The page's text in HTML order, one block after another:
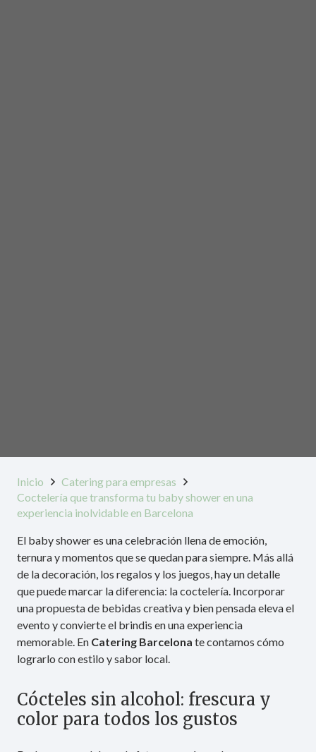
Inicio
Catering para empresas
Coctelería que transforma tu baby shower en una
experiencia inolvidable en Barcelona
El baby shower es una celebración llena de emoción,
ternura y momentos que se quedan para siempre. Más allá
de la decoración, los regalos y los juegos, hay un detalle
que puede marcar la diferencia: la coctelería. Incorporar
una propuesta de bebidas creativa y bien pensada eleva el
evento y convierte el brindis en una experiencia
memorable. En Catering Barcelona te contamos cómo
lograrlo con estilo y sabor local.
Cócteles sin alcohol: frescura y
color para todos los gustos